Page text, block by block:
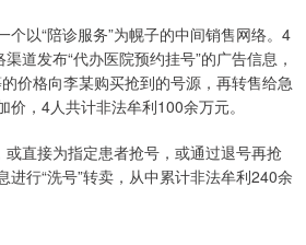
个以“陪诊服务”为幌子的中间销售网络。4
道发布“代办医院预约挂号”的广告信息，
价格向李某购买抢到的号源，再转售给急
，4人共计非法牟利100余万元。
或直接为指定患者抢号，或通过退号再抢
进行“洗号”转卖，从中累计非法牟利240余